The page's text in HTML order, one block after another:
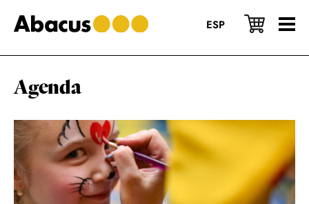
to
main
to
primary
to
footer
ESP
Agenda